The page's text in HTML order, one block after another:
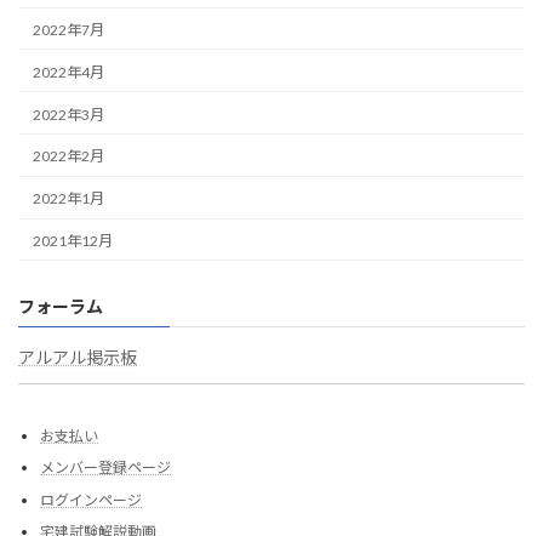
2022年7月
2022年4月
2022年3月
2022年2月
2022年1月
2021年12月
フォーラム
アルアル掲示板
お支払い
メンバー登録ページ
ログインページ
宅建試験解説動画